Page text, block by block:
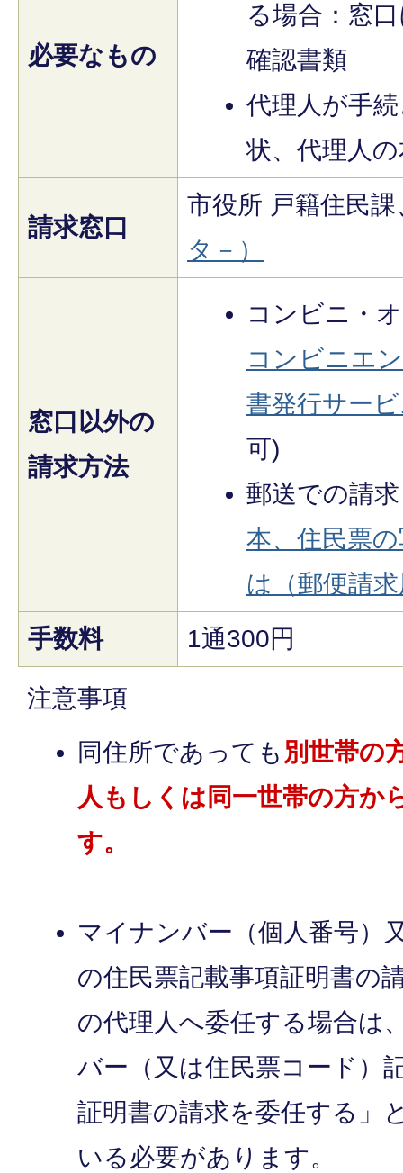
必要なもの
る場合：窓
確認書類
代理人が手
状、代理人
請求窓口
市役所 戸籍住民課
タ－）
窓口以外の
請求方法
コンビニ・
コンビニエ
書発行サー
可)
郵送での請
本、住民票
は（郵便請
手数料
1通300円
注意事項
同住所であっても 別世帯の
人もしくは同一世帯の方か
す。
マイナンバー（個人番号）
の住民票記載事項証明書の
の代理人へ委任する場合は
バー（又は住民票コード）
証明書の請求を委任する」
いる必要があります。